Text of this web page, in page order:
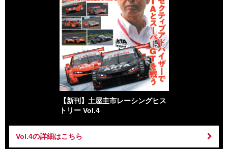
【新刊】土屋圭市レーシングヒス
トリー Vol.4
Vol.4の詳細はこちら